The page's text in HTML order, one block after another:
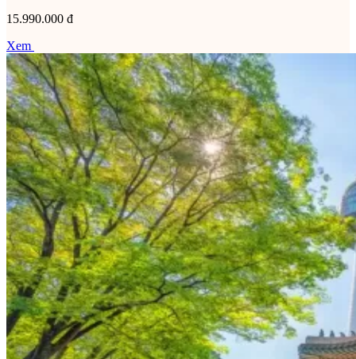
15.990.000 đ
Xem